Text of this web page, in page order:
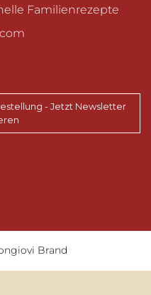
Familienrezepte
- Jetzt Newsletter